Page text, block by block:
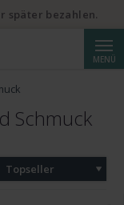
MENÜ
Schmuck
Topseller
später bezahlen.